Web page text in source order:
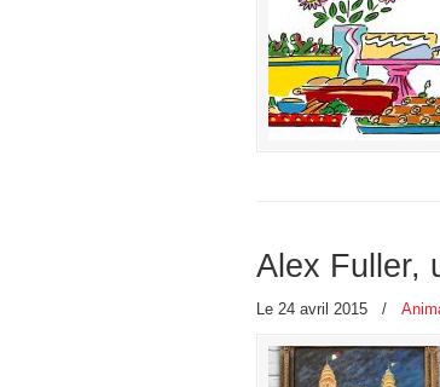
Alex Fuller,
Le 24 avril 2015 /